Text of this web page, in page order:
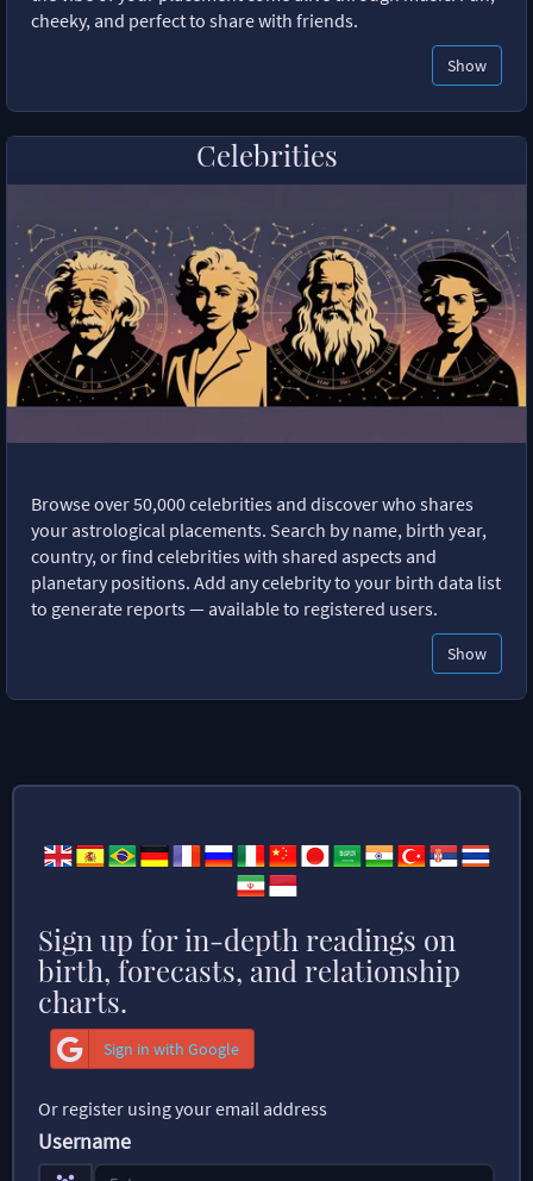
cheeky, and perfect to share with friends.
Show
Celebrities
Browse over 50,000 celebrities and discover who shares
your astrological placements. Search by name, birth year,
country, or find celebrities with shared aspects and
planetary positions. Add any celebrity to your birth data list
to generate reports — available to registered users.
Show
Sign up for in-depth readings on
birth, forecasts, and relationship
charts.
Sign in with Google
Or register using your email address
Username